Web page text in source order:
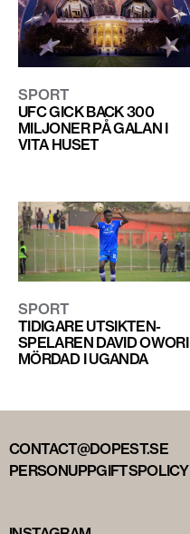
SPORT
UFC GICK BACK 300
MILJONER PÅ GALAN I
VITA HUSET
SPORT
TIDIGARE UTSIKTEN-
SPELAREN DAVID OWORI
MÖRDAD I UGANDA
CONTACT@DOPEST.SE
PERSONUPPGIFTSPOLICY